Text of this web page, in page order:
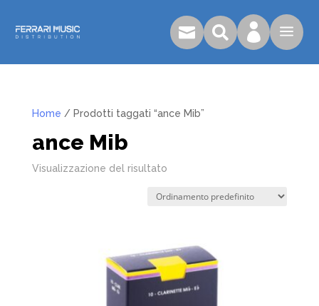
   a
Home / Prodotti taggati “ance Mib”
ance Mib
Visualizzazione del risultato